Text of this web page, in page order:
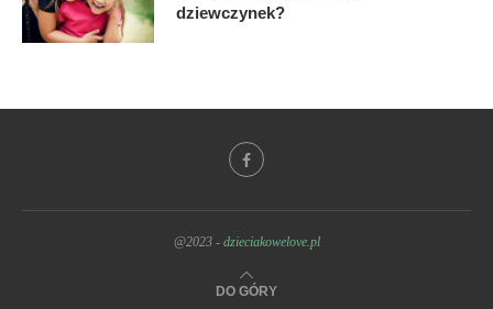
dziewczynek?
@2023 - dzieciakowelove.pl
DO GÓRY